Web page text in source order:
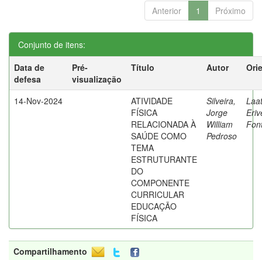
Anterior 1 Próximo
Conjunto de itens:
Data de
defesa
Pré-
visualização
Título Autor
14-Nov-2024
ATIVIDADE
FÍSICA
RELACIONADA À
SAÚDE COMO
TEMA
ESTRUTURANTE
DO
COMPONENTE
CURRICULAR
EDUCAÇÃO
FÍSICA
Silveira,
Jorge
William
Pedroso
Compartilhamento